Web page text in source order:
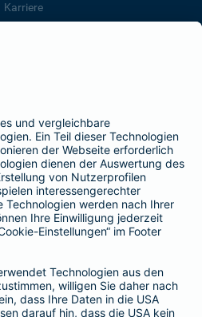
Karriere
der BarmeniaGothaer
SEITEN
ändern
melden